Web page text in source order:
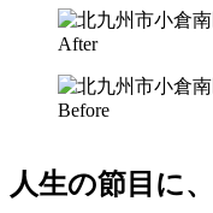
人生の節目に、